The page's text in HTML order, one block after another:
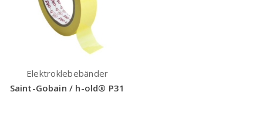
Elektroklebebänder
Saint-Gobain / h-old® P31